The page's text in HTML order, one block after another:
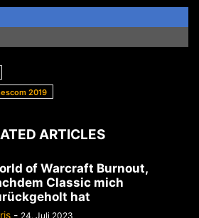
2019
ARTICLES
of Warcraft Burnout,
Classic mich
hat
- 24. Juli 2023